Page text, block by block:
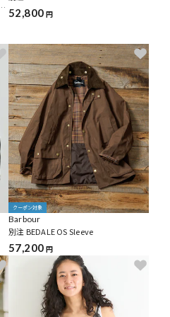
52,800 円
クーポン対象
Barbour
別注 BEDALE OS Sleeve
57,200 円